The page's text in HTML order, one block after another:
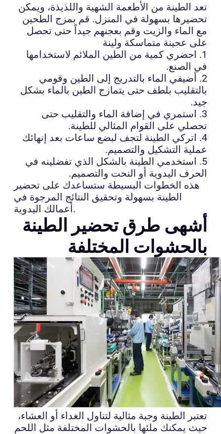
تعد الطينة من الأطعمة الشهية واللذيذة، ويمكن
تحضيرها بسهولة في المنزل. قم بمزج الطحين
مع الماء والزيت وقم بعجنهم جيداً حتى تحصل
على عجينة متماسكة ولينة
1. احضري كمية من الطين الملائم لاستخدامها
في الصنع.
2. أضيفي الماء بالتدريج إلى الطين وقومي
بالتقليب بلطف حتى يتمازج الطين بالماء بشكل
جيد.
3. استمري في إضافة الماء والتقليب حتى
تحصلي على القوام المثالي للطينة.
4. اتركي الطينة لتجف لبضع ساعات بعد إنهائك
عملية التشكيل والتصميم.
5. استخدمي الطينة بالشكل الذي تفضلينه في
الحرف اليدوية أو النحت والتصميم.
هذه الخطوات البسيطة ستساعدك على تحضير
الطينة بسهولة وتحقيق النتائج المرجوة في
أعمالك اليدوية.
أشهى طرق تحضير الطينة
بالحشوات المختلفة
تعتبر الطينة وجبة مثالية لتناول الغداء أو العشاء،
حيث يمكنك ملئها بالحشوات المختلفة مثل اللحم